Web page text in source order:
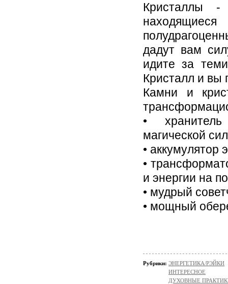
Кристаллы
дадут вам
идите за
Кристалл и вы
Камни и
• хранитель
магической
• аккумулятор
•
и энергии на
• мудрый
• мощный
Рубрики: ЭНЕРГЕТИКА/РЭЙКИ
ИНТЕРЕСНОЕ
ДУХОВНЫЕ